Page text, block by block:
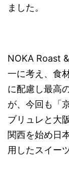
ました。
NOKA Roast
一に考え、食
に配慮し最高
が、今回も「
ブリュレと大
関西を始め日
用したスイー